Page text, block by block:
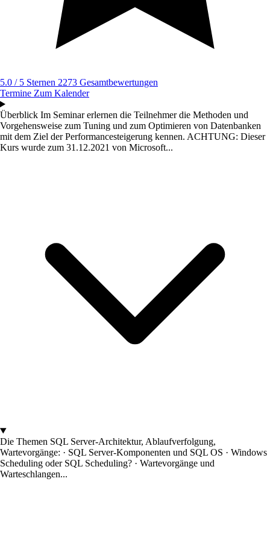
5.0 / 5 Sternen 2273 Gesamtbewertungen
Termine Zum Kalender
Überblick Im Seminar erlernen die Teilnehmer die Methoden und
Vorgehensweise zum Tuning und zum Optimieren von Datenbanken
mit dem Ziel der Performancesteigerung kennen. ACHTUNG: Dieser
Kurs wurde zum 31.12.2021 von Microsoft...
Die Themen SQL Server-Architektur, Ablaufverfolgung,
Wartevorgänge: · SQL Server-Komponenten und SQL OS · Windows
Scheduling oder SQL Scheduling? · Wartevorgänge und
Warteschlangen...